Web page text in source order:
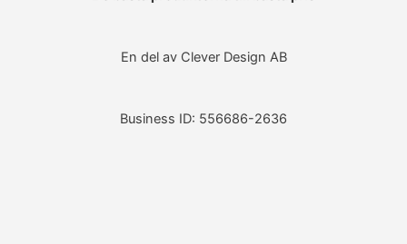
En del av Clever Design AB
Business ID: 556686-2636